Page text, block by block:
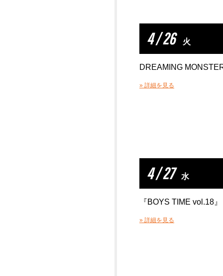
4 / 26 火
DREAMING
» 詳細を見る
4 / 27 水
『BOYS TIME vol.18』
» 詳細を見る